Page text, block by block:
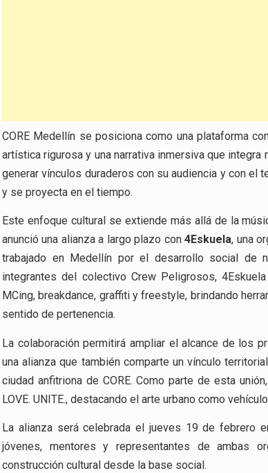
CORE Medellín se posiciona como una plataforma
artística rigurosa y una narrativa inmersiva que
generar vínculos duraderos con su audiencia y con el
y se proyecta en el tiempo.
Este enfoque cultural se extiende más allá de la
anunció una alianza a largo plazo con4Eskuela, una
trabajado en Medellín por el desarrollo social de
integrantes del colectivo Crew Peligrosos,
MCing, breakdance, graffiti y freestyle, brindando
sentido de pertenencia.
La colaboración permitirá ampliar el alcance de los
una alianza que también comparte un vínculo
ciudad anfitriona de CORE. Como parte de esta
LOVE. UNITE., destacando el arte urbano como
La alianza será celebrada el jueves 19 de febrero
jóvenes, mentores y representantes de ambas
construcción cultural desde la base social.